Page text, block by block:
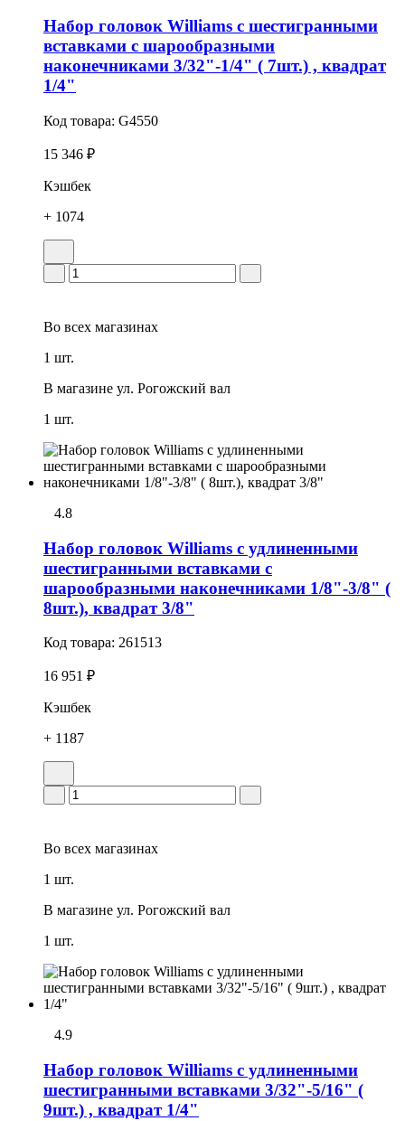
Набор головок Williams с шестигранными
вставками с шарообразными
наконечниками 3/32"-1/4" ( 7шт.) , квадрат
1/4"
Код товара: G4550
15 346 ₽
Кэшбек
+ 1074
Во всех магазинах
1 шт.
В магазине ул. Рогожский вал
1 шт.
4.8
Набор головок Williams с удлиненными
шестигранными вставками с
шарообразными наконечниками 1/8"-3/8" (
8шт.), квадрат 3/8"
Код товара: 261513
16 951 ₽
Кэшбек
+ 1187
Во всех магазинах
1 шт.
В магазине ул. Рогожский вал
1 шт.
4.9
Набор головок Williams с удлиненными
шестигранными вставками 3/32"-5/16" (
9шт.) , квадрат 1/4"